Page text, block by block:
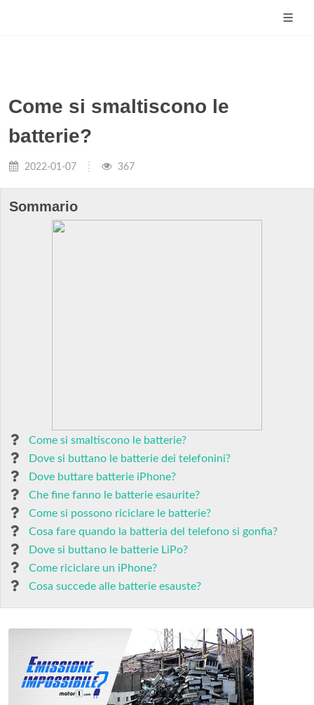
Come si smaltiscono le
batterie?
2022-01-07 367
Sommario
Come si smaltiscono le batterie?
Dove si buttano le batterie dei telefonini?
Dove buttare batterie iPhone?
Che fine fanno le batterie esaurite?
Come si possono riciclare le batterie?
Cosa fare quando la batteria del telefono si gonfia?
Dove si buttano le batterie LiPo?
Come riciclare un iPhone?
Cosa succede alle batterie esauste?